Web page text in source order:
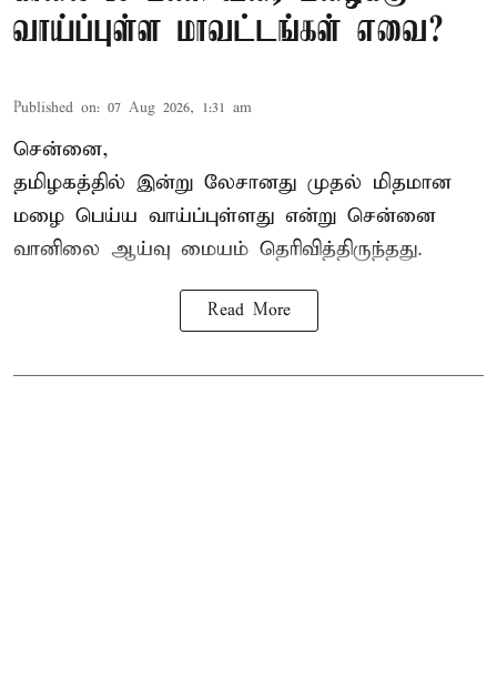
வாய்ப்புள்ள மாவட்டங்கள் எவை?
Published on: 07 Aug 2026, 1:31 am
சென்னை,
தமிழகத்தில் இன்று லேசானது முதல் மிதமான
மழை பெய்ய வாய்ப்புள்ளது என்று சென்னை
வானிலை ஆய்வு மையம் தெரிவித்திருந்தது.
Read More